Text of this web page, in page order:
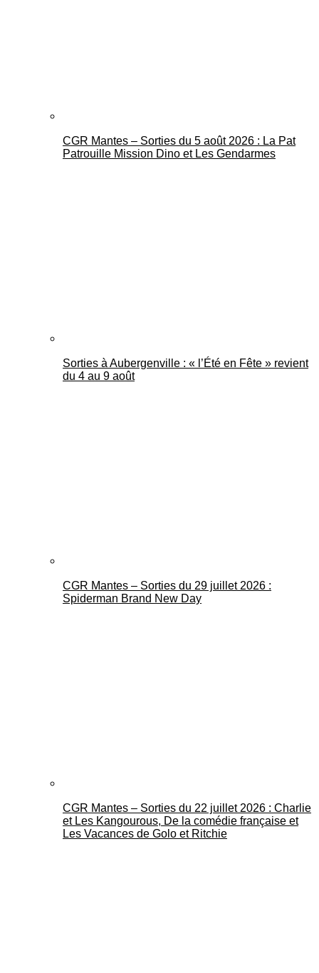
CGR Mantes – Sorties du 5 août 2026 : La Pat
Patrouille Mission Dino et Les Gendarmes
Sorties à Aubergenville : « l’Été en Fête » revient
du 4 au 9 août
CGR Mantes – Sorties du 29 juillet 2026 :
Spiderman Brand New Day
CGR Mantes – Sorties du 22 juillet 2026 : Charlie
et Les Kangourous, De la comédie française et
Les Vacances de Golo et Ritchie